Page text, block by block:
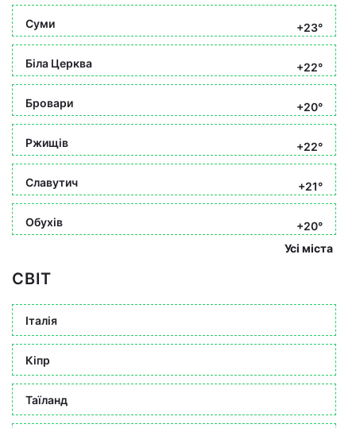
Суми +23°
Біла Церква +22°
Бровари +20°
Ржищів +22°
Славутич +21°
Обухів
+20°
Усі міста
СВІТ
Італія
Кіпр
Таїланд